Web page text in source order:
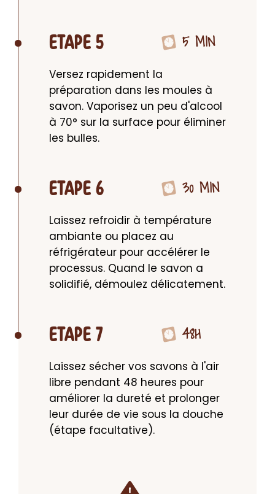
ETAPE 5 5 MIN
Versez rapidement la
préparation dans les moules à
savon. Vaporisez un peu d'alcool
à 70° sur la surface pour éliminer
les bulles.
ETAPE 6 30 MIN
Laissez refroidir à température
ambiante ou placez au
réfrigérateur pour accélérer le
processus. Quand le savon a
solidifié, démoulez délicatement.
ETAPE 7 48H
Laissez sécher vos savons à l'air
libre pendant 48 heures pour
améliorer la dureté et prolonger
leur durée de vie sous la douche
(étape facultative).